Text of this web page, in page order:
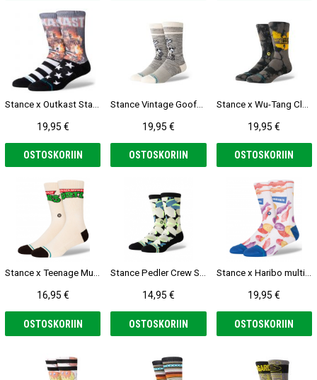
19,95 €
OSTOSKORIIN
19,95 €
OSTOSKORIIN
19,95 €
OSTOSKORIIN
Stance x Teenage Mutant Ninja Turtles Turtles offwhite Sukat
16,95 €
OSTOSKORIIN
Stance Pedler Crew Sukat
14,95 €
OSTOSKORIIN
Stance x Haribo multi Sukat
19,95 €
OSTOSKORIIN